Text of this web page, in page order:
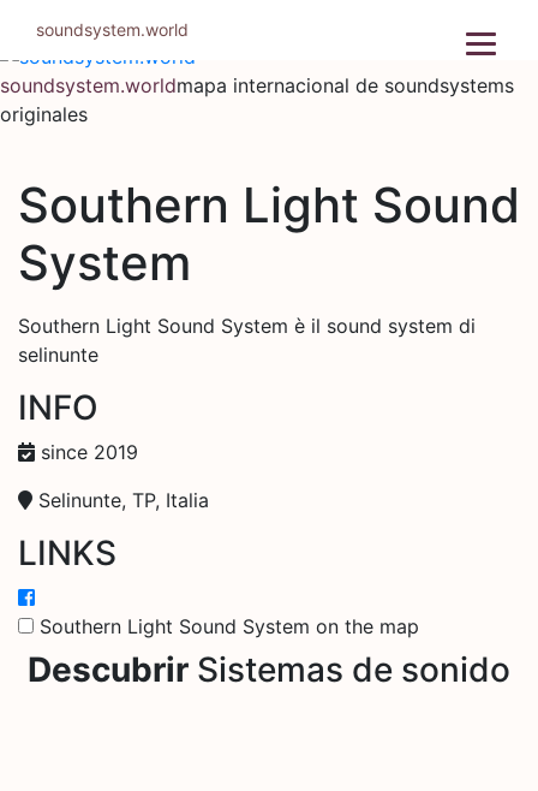
contenido
soundsystem.worldmapa internacional de soundsystems
originales
Southern Light Sound
System
Southern Light Sound System è il sound system di
selinunte
INFO
since 2019
Selinunte, TP, Italia
LINKS
Southern Light Sound System on the map
Descubrir Sistemas de sonido
soundsystem.world